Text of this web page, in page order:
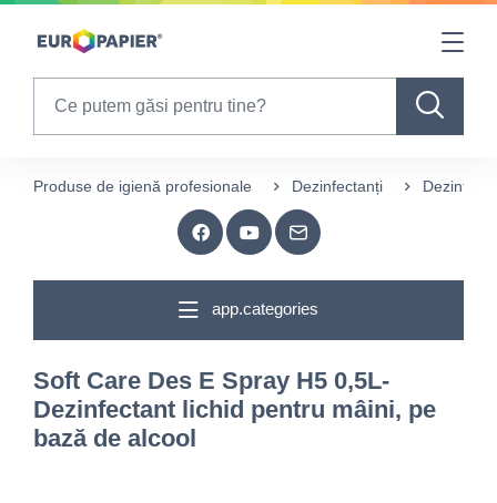
Table Of Content
Produse de igienă profesionale Dezinfectanți
app.categories
Soft Care Des E Spray H5 0,5L-
Dezinfectant lichid pentru mâini, pe
bază de alcool